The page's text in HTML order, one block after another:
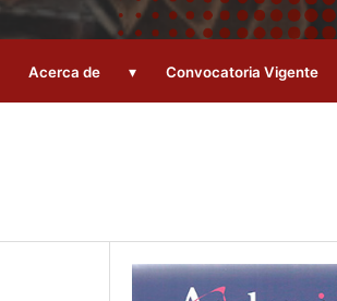
Acerca de ▾ Convocatoria Vigente